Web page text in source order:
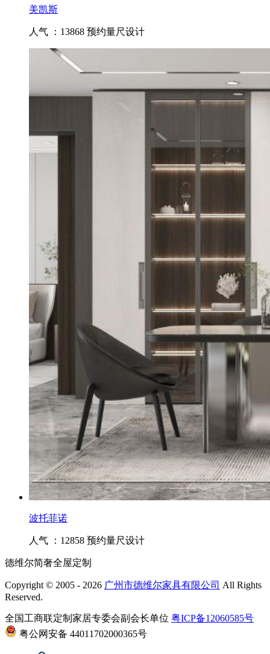
美凯斯
人气 ：13868 预约量尺设计
波托菲诺
人气 ：12858 预约量尺设计
德维尔简奢全屋定制
Copyright © 2005 - 2026 广州市德维尔家具有限公司 All Rights
Reserved.
全国工商联定制家居专委会副会长单位 粤ICP备12060585号
粤公网安备 44011702000365号